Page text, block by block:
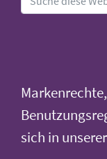
sich in unserer